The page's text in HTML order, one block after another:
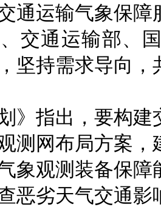
通运输气象保
交通运输部、
，坚持需求导向
指出，要构建
测网布局方案
象观测装备保
恶劣天气交通